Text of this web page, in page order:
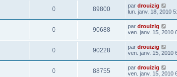
0 89800 par drouizig
lun. janv. 18, 2010
0 90688 par drouizig
ven. janv. 15, 2010
0 90228 par drouizig
ven. janv. 15, 2010
0 88755 par drouizig
ven. janv. 15, 2010